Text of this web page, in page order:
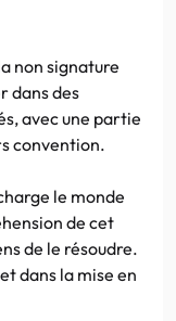
non signature
dans des
avec une partie
convention.
le monde
de cet
de le résoudre.
dans la mise en